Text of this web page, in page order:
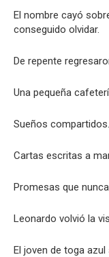
El nombre cayó
conseguido olvidar.
De repente
Una pequeña
Sueños compartidos.
Cartas escritas a
Promesas que
Leonardo volvió la
El joven de toga